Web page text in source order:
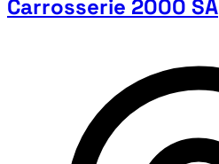
Carrosserie 2000 SA